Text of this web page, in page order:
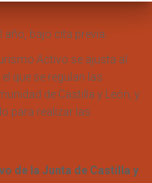
bajo cita previa.
Activo se ajusta al
que se regulan las
de Castilla y León, y
para realizar las
de la Junta de Castilla y